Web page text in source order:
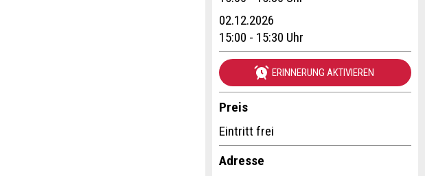
02.12.2026
15:00 - 15:30 Uhr
ERINNERUNG AKTIVIEREN
Preis
Eintritt frei
Adresse